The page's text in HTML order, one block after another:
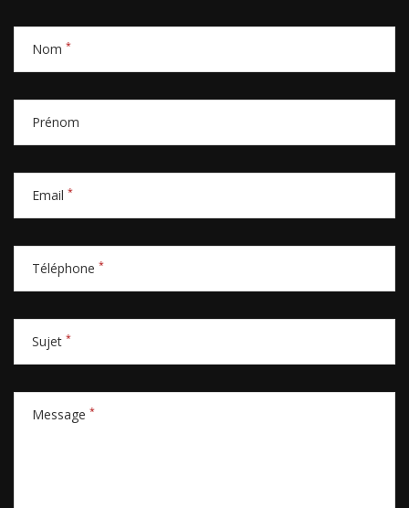
Nom *
Prénom
Email *
Téléphone *
Sujet *
Message *